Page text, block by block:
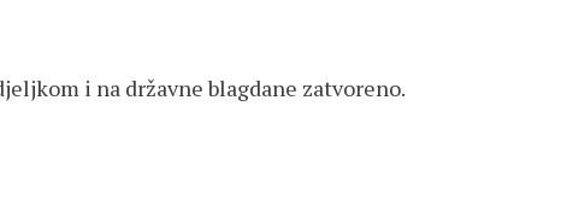
državne blagdane zatvoreno.